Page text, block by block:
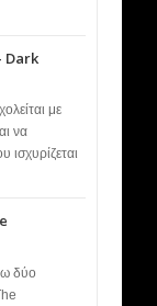
Dark
με
να
ισχυρίζεται
δύο